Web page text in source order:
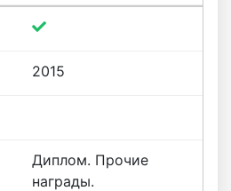
2015
Диплом. Прочие
награды.